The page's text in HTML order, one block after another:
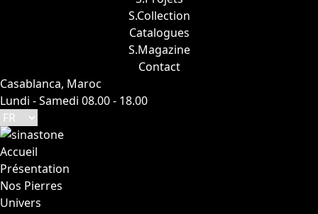
S.Collection
Catalogues
S.Magazine
Contact
Casablanca, Maroc
Lundi - Samedi 08.00 - 18.00
Accueil
Présentation
Nos Pierres
Univers